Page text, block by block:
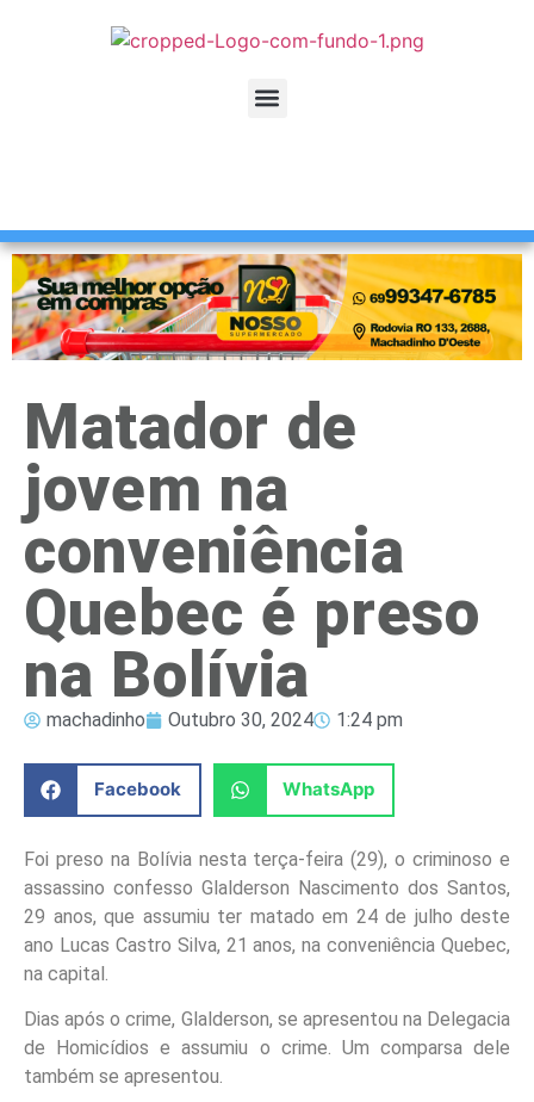
Matador de
jovem na
conveniência
Quebec é preso
na Bolívia
machadinho Outubro 30, 2024 1:24 pm
Facebook WhatsApp
Foi preso na Bolívia nesta terça-feira (29), o criminoso e
assassino confesso Glalderson Nascimento dos Santos,
29 anos, que assumiu ter matado em 24 de julho deste
ano Lucas Castro Silva, 21 anos, na conveniência Quebec,
na capital.
Dias após o crime, Glalderson, se apresentou na Delegacia
de Homicídios e assumiu o crime. Um comparsa dele
também se apresentou.